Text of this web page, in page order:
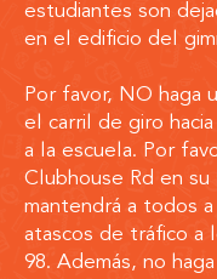
estudiantes son
en el edificio del
Por favor, NO haga
el carril de giro
a la escuela. Por
Clubhouse Rd en
mantendrá a todos
atascos de tráfico a
98. Además, no